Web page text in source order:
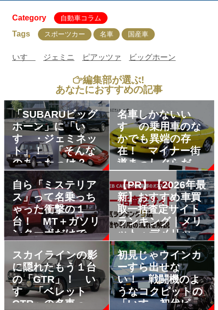
Category 自動車コラム
Tags スポーツカー 名車 国産車
いすゞ ジェミニ ピアッツァ ビッグホーン
編集部が選ぶ!
あなたにおすすめの記事
「SUBARUビッグ
ホーン」に「い
すゞ・ジェミネッ
ト」！ 「そんな
のあったっけ？」
の衝撃OEM車７選
名車しかないい
すゞの乗用車のな
かでも異端の存
在！ マイナー街
道まっしぐらだっ
たPAネロを知って
るか？
自ら「ミステリア
ス」って名乗っち
ゃった衝撃の１
台！ MT＋ガソリ
ンターボだけで勝
ュー」の尖りっぷ
りがスゴイ
【PR】【2026年最
新】おすすめ車買
取一括査定サイト
ランキング｜メリ
ット・デメリット
も解説
スカイラインの影
に隠れたもう１台
の「GTR」！ い
すゞ「ベレット
GTR」の名車っぷ
初見じゃウインカ
ーすら出せな
い！ 戦闘機のよ
うなコクピットの
「いすゞ初代ピア